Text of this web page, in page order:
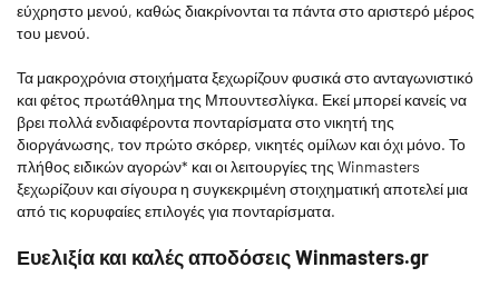
εύχρηστο μενού, καθώς διακρίνονται τα πάντα στο αριστερό μέρος
του μενού.
Τα μακροχρόνια στοιχήματα ξεχωρίζουν φυσικά στο ανταγωνιστικό
και φέτος πρωτάθλημα της Μπουντεσλίγκα. Εκεί μπορεί κανείς να
βρει πολλά ενδιαφέροντα πονταρίσματα στο νικητή της
διοργάνωσης, τον πρώτο σκόρερ, νικητές ομίλων και όχι μόνο. Το
πλήθος ειδικών αγορών* και οι λειτουργίες της Winmasters
ξεχωρίζουν και σίγουρα η συγκεκριμένη στοιχηματική αποτελεί μια
από τις κορυφαίες επιλογές για πονταρίσματα.
Ευελιξία και καλές αποδόσεις Winmasters.gr